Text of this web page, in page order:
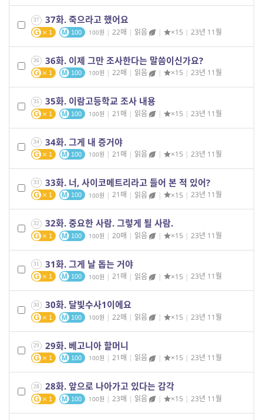
37 37화. 죽으라고 했어요
1 100 100 | 22매 | 읽음 | ×15 | 23년 11월
36 36화. 이제 그만 조사한다는 말씀이신가요?
1 100 100 | 22매 | 읽음 | ×15 | 23년 11월
35 35화. 이람고등학교 조사 내용
1 100 100 | 21매 | 읽음 | ×15 | 23년 11월
34 34화. 그게 내 증거야
1 100 100 | 21매 | 읽음 | ×15 | 23년 11월
33 33화. 너, 사이코메트리라고 들어 본 적 있어?
1 100 100 | 21매 | 읽음 | ×15 | 23년 11월
32 32화. 중요한 사람. 그렇게 될 사람.
1 100 100 | 20매 | 읽음 | ×15 | 23년 11월
31 31화. 그게 날 돕는 거야
1 100 100 | 21매 | 읽음 | ×15 | 23년 11월
30 30화. 달빛수사1이에요
1 100 100 | 22매 | 읽음 | ×15 | 23년 11월
29 29화. 베고니아 할머니
1 100 100 | 21매 | 읽음 | ×15 | 23년 11월
28 28화. 앞으로 나아가고 있다는 감각
1 100 100 | 23매 | 읽음 | ×15 | 23년 11월